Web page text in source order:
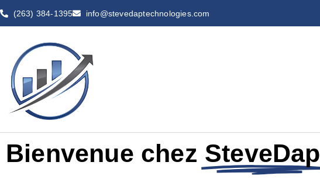
(263) 384-1395 info@stevedaptechnologies.com
Bienvenue chez SteveDap